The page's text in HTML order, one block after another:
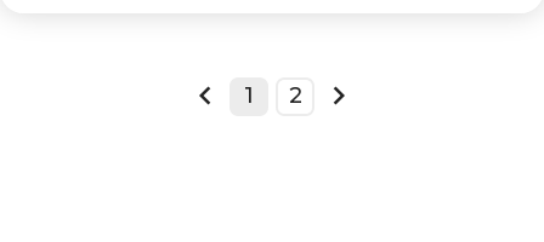
prev
1 2
next